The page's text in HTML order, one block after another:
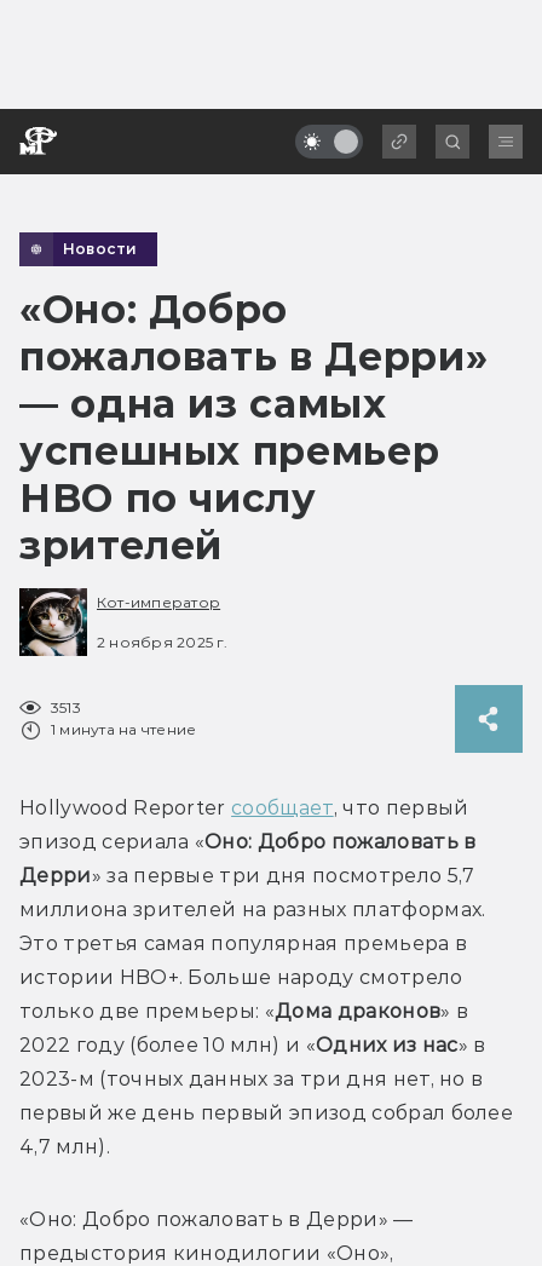
Новости
«Оно: Добро
пожаловать в Дерри»
— одна из самых
успешных премьер
HBO по числу
зрителей
Кот-император
2 ноября 2025 г.
3513
1 минута на чтение
Hollywood Reporter сообщает, что первый
эпизод сериала «Оно: Добро пожаловать в
Дерри» за первые три дня посмотрело 5,7
миллиона зрителей на разных платформах.
Это третья самая популярная премьера в
истории HBO+. Больше народу смотрело
только две премьеры: «Дома драконов» в
2022 году (более 10 млн) и «Одних из нас» в
2023-м (точных данных за три дня нет, но в
первый же день первый эпизод собрал более
«Оно: Добро пожаловать в Дерри» —
предыстория кинодилогии «Оно»,